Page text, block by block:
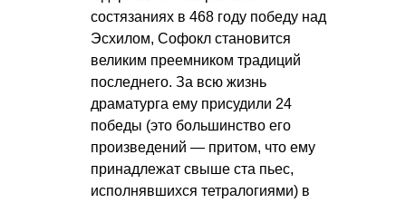
состязаниях в 468 году победу над
Эсхилом, Софокл становится
великим преемником традиций
последнего. За всю жизнь
драматурга ему присудили 24
победы (это большинство его
произведений — притом, что ему
принадлежат свыше ста пьес,
исполнявшихся тетралогиями) в